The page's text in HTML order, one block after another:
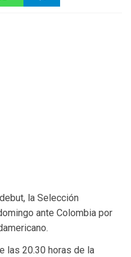
la Selección
ante Colombia por
las 20.30 horas de la